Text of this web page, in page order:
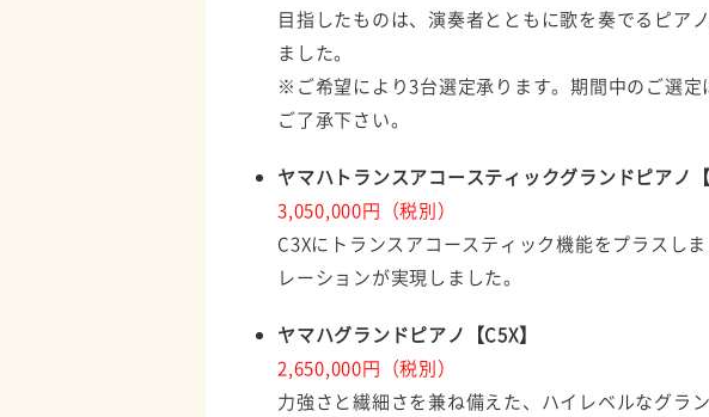
目指したものは、演奏者とともに歌を奏でるピア
ました。
※ご希望により3台選定承ります。期間中のご選
ご了承下さい。
ヤマハトランスアコースティックグランドピアノ【
3,050,000円（税別）
C3Xにトランスアコースティック機能をプラスし
レーションが実現しました。
ヤマハグランドピアノ【C5X】
2,650,000円（税別）
力強さと繊細さを兼ね備えた、ハイレベルなグラン